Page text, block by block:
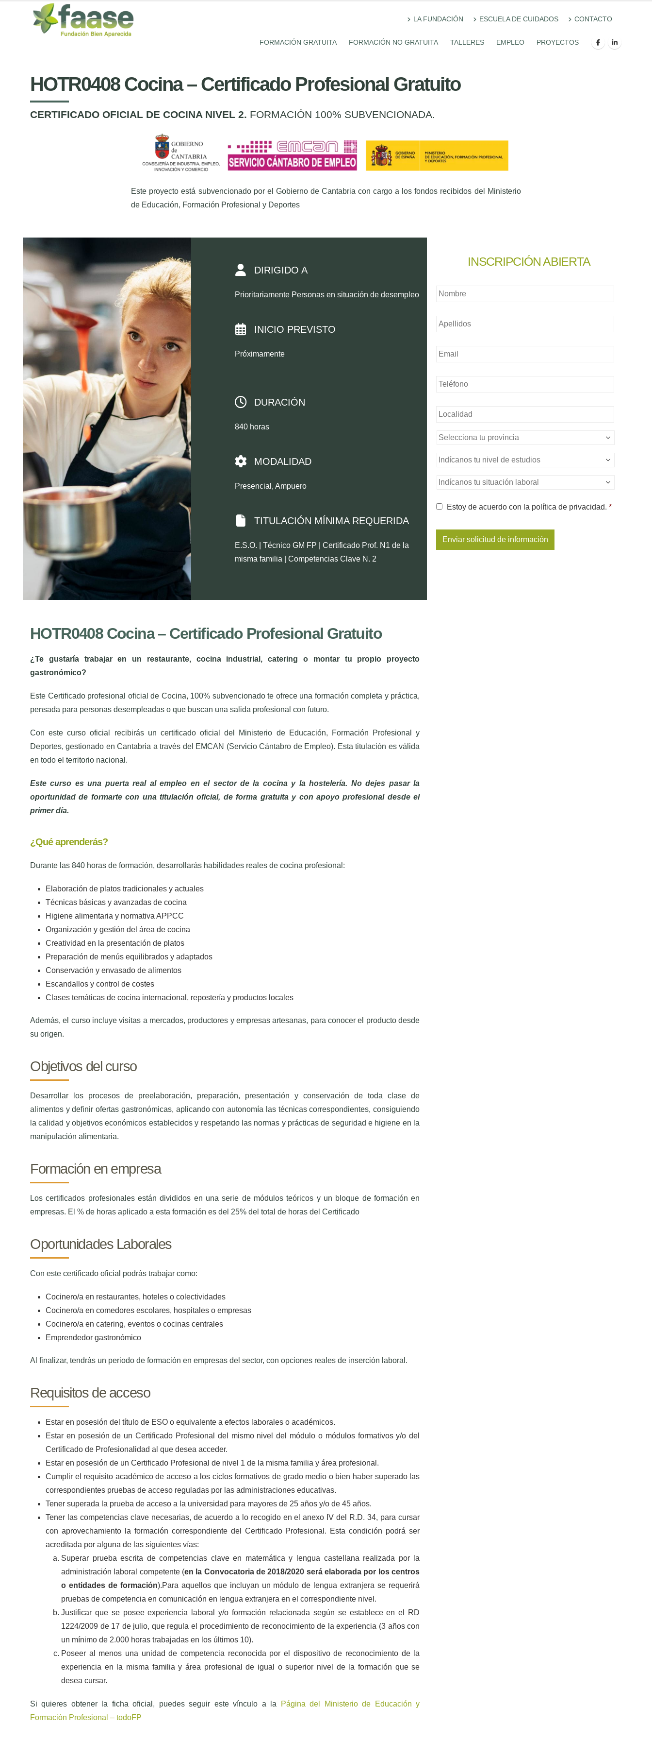
LA FUNDACIÓN ESCUELA DE CUIDADOS CONTACTO
FORMACIÓN GRATUITA FORMACIÓN NO GRATUITA TALLERES EMPLEO PROYECTOS
HOTR0408 Cocina – Certificado Profesional Gratuito
CERTIFICADO OFICIAL DE COCINA NIVEL 2. FORMACIÓN 100% SUBVENCIONADA.
Este proyecto está subvencionado por el Gobierno de Cantabria con cargo a los fondos recibidos del Ministerio
de Educación, Formación Profesional y Deportes
DIRIGIDO A
Prioritariamente Personas en situación de desempleo
INICIO PREVISTO
Próximamente
DURACIÓN
840 horas
MODALIDAD
Presencial, Ampuero
TITULACIÓN MÍNIMA REQUERIDA
E.S.O. | Técnico GM FP | Certificado Prof. N1 de la
misma familia | Competencias Clave N. 2
HOTR0408 Cocina – Certificado Profesional Gratuito
¿Te gustaría trabajar en un restaurante, cocina industrial, catering o montar tu propio proyecto
gastronómico?
Este Certificado profesional oficial de Cocina, 100% subvencionado te ofrece una formación completa y práctica,
pensada para personas desempleadas o que buscan una salida profesional con futuro.
Con este curso oficial recibirás un certificado oficial del Ministerio de Educación, Formación Profesional y
Deportes, gestionado en Cantabria a través del EMCAN (Servicio Cántabro de Empleo). Esta titulación es válida
en todo el territorio nacional.
Este curso es una puerta real al empleo en el sector de la cocina y la hostelería. No dejes pasar la
oportunidad de formarte con una titulación oficial, de forma gratuita y con apoyo profesional desde el
primer día.
¿Qué aprenderás?
Durante las 840 horas de formación, desarrollarás habilidades reales de cocina profesional:
Elaboración de platos tradicionales y actuales
Técnicas básicas y avanzadas de cocina
Higiene alimentaria y normativa APPCC
Organización y gestión del área de cocina
Creatividad en la presentación de platos
Preparación de menús equilibrados y adaptados
Conservación y envasado de alimentos
Escandallos y control de costes
Clases temáticas de cocina internacional, repostería y productos locales
Además, el curso incluye visitas a mercados, productores y empresas artesanas, para conocer el producto desde
su origen.
Objetivos del curso
Desarrollar los procesos de preelaboración, preparación, presentación y conservación de toda clase de
alimentos y definir ofertas gastronómicas, aplicando con autonomía las técnicas correspondientes, consiguiendo
la calidad y objetivos económicos establecidos y respetando las normas y prácticas de seguridad e higiene en la
manipulación alimentaria.
Formación en empresa
Los certificados profesionales están divididos en una serie de módulos teóricos y un bloque de formación en
empresas. El % de horas aplicado a esta formación es del 25% del total de horas del Certificado
Oportunidades Laborales
Con este certificado oficial podrás trabajar como:
Cocinero/a en restaurantes, hoteles o colectividades
Cocinero/a en comedores escolares, hospitales o empresas
Cocinero/a en catering, eventos o cocinas centrales
Emprendedor gastronómico
Al finalizar, tendrás un periodo de formación en empresas del sector, con opciones reales de inserción laboral.
Requisitos de acceso
Estar en posesión del título de ESO o equivalente a efectos laborales o académicos.
Estar en posesión de un Certificado Profesional del mismo nivel del módulo o módulos formativos y/o del
Certificado de Profesionalidad al que desea acceder.
Estar en posesión de un Certificado Profesional de nivel 1 de la misma familia y área profesional.
Cumplir el requisito académico de acceso a los ciclos formativos de grado medio o bien haber superado las
correspondientes pruebas de acceso reguladas por las administraciones educativas.
Tener superada la prueba de acceso a la universidad para mayores de 25 años y/o de 45 años.
Tener las competencias clave necesarias, de acuerdo a lo recogido en el anexo IV del R.D. 34, para cursar
con aprovechamiento la formación correspondiente del Certificado Profesional. Esta condición podrá ser
acreditada por alguna de las siguientes vías:
Superar prueba escrita de competencias clave en matemática y lengua castellana realizada por la
administración laboral competente (en la Convocatoria de 2018/2020 será elaborada por los centros
o entidades de formación).Para aquellos que incluyan un módulo de lengua extranjera se requerirá
pruebas de competencia en comunicación en lengua extranjera en el correspondiente nivel.
Justificar que se posee experiencia laboral y/o formación relacionada según se establece en el RD
1224/2009 de 17 de julio, que regula el procedimiento de reconocimiento de la experiencia (3 años con
un mínimo de 2.000 horas trabajadas en los últimos 10).
Poseer al menos una unidad de competencia reconocida por el dispositivo de reconocimiento de la
experiencia en la misma familia y área profesional de igual o superior nivel de la formación que se
desea cursar.
Si quieres obtener la ficha oficial, puedes seguir este vínculo a la
Página del Ministerio de Educación y
Formación Profesional – todoFP
INSCRIPCIÓN ABIERTA
nombre *
Sin
Nivel
estudios
Situación
Consentimiento
*
Estoy de acuerdo con la política de privacidad. *